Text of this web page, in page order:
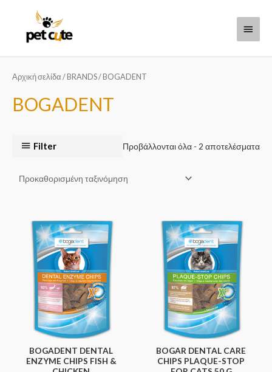
περιεχόμενο
Κύριο
Αρχική σελίδα / BRANDS/ BOGADENT
BOGADENT
Filter Προβάλλονται όλα - 2 αποτελέσματα
BOGADENT DENTAL
ENZYME CHIPS FISH &
BOGAR DENTAL CARE
CHIPS PLAQUE-STOP